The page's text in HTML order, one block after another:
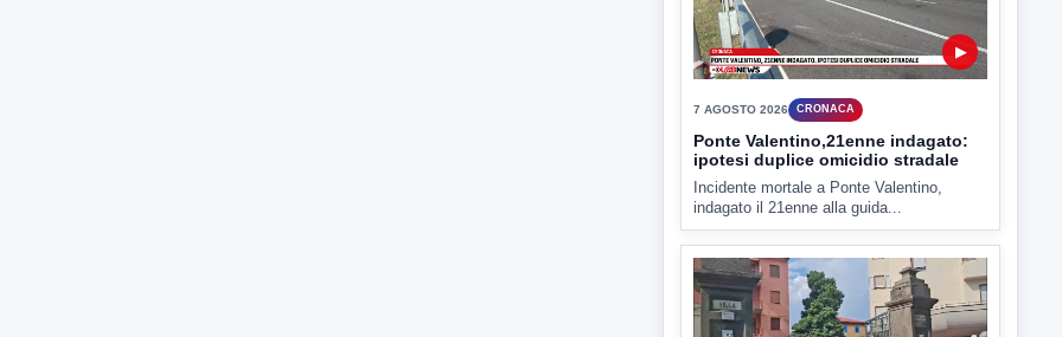
▶
7 AGOSTO 2026 CRONACA
Ponte Valentino,21enne indagato:
ipotesi duplice omicidio stradale
Incidente mortale a Ponte Valentino,
indagato il 21enne alla guida...